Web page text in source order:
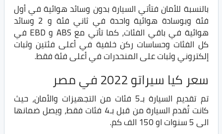
بالنسبة للأمان فتأتي السيارة بدون وسائد هوائية في أول
فئة وبوسادة هوائية واحدة في ثاني فئة و 2 وسائد
هوائية في باقي الفئات، كما تأتي مع ABS و EBD في
كل الفئات وحساسات ركن خلفية في أعلى فئتين وثبات
إلكتروني وثبات على المنحدرات في أعلى فئة فقط.
سعر كيا سيراتو 2022 في مصر
تم تقديم السيارة بـ5 فئات من التجهيزات والأمان، حيث
كانت تُقدم السيارة من قبل بـ4 فئات فقط، ويصل ضمانها
الى 5 سنوات او 150 الف كم.